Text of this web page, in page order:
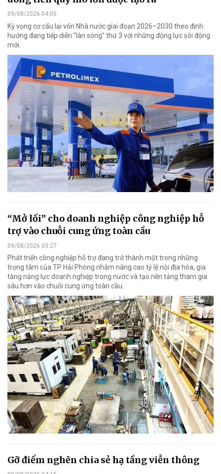
09/08/2026 04:05
Kỳ vọng cơ cấu lại vốn Nhà nước giai đoạn 2026–2030 theo định
hướng đang tiếp diễn "làn sóng" thứ 3 với những động lực sôi động
mới.
“Mở lối” cho doanh nghiệp công nghiệp hỗ
trợ vào chuỗi cung ứng toàn cầu
09/08/2026 03:27
Phát triển công nghiệp hỗ trợ đang trở thành một trong những
trọng tâm của TP Hải Phòng nhằm nâng cao tỷ lệ nội địa hóa, gia
tăng năng lực doanh nghiệp trong nước và tạo nền tảng tham gia
sâu hơn vào chuỗi cung ứng toàn cầu.
Gỡ điểm nghẽn chia sẻ hạ tầng viễn thông